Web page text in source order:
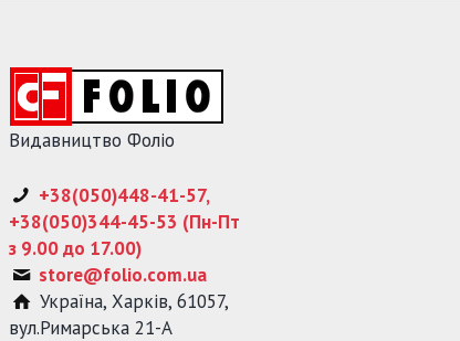
Видавництво Фоліо
+38(050)448-41-57,
+38(050)344-45-53 (Пн-Пт
з 9.00 до 17.00)
store@folio.com.ua
Україна,Харків,61057,
вул.Римарська 21-А